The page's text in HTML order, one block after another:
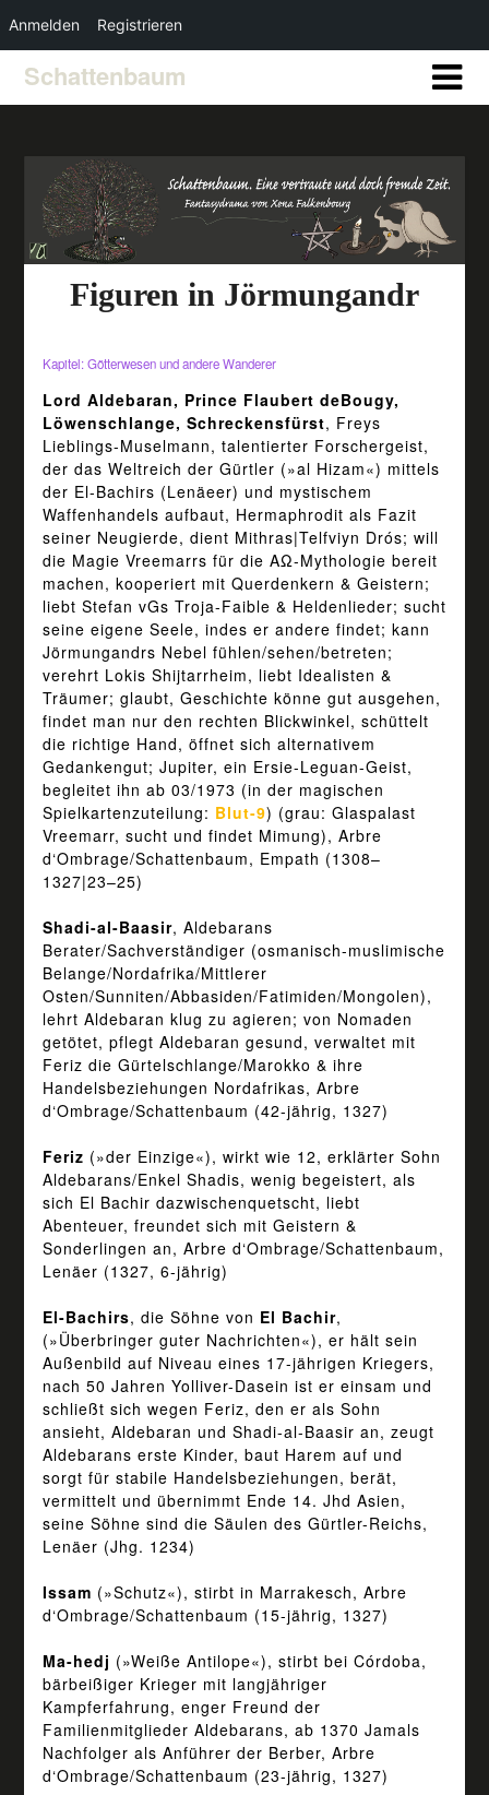
Schattenbaum
Figuren in Jörmungandr
Kapitel: Götterwesen und andere Wanderer
Lord Aldebaran, Prince Flaubert deBougy,
Löwenschlange, Schreckensfürst, Freys
Lieblings-Muselmann, talentierter Forschergeist,
der das Weltreich der Gürtler (»al Hizam«) mittels
der El-Bachirs (Lenäeer) und mystischem
Waffenhandels aufbaut, Hermaphrodit als Fazit
seiner Neugierde, dient Mithras|Telfviyn Drós; will
die Magie Vreemarrs für die AΩ-Mythologie bereit
machen, kooperiert mit Querdenkern & Geistern;
liebt Stefan vGs Troja-Faible & Heldenlieder; sucht
seine eigene Seele, indes er andere findet; kann
Jörmungandrs Nebel fühlen/sehen/betreten;
verehrt Lokis Shijtarrheim, liebt Idealisten &
Träumer; glaubt, Geschichte könne gut ausgehen,
findet man nur den rechten Blickwinkel, schüttelt
die richtige Hand, öffnet sich alternativem
Gedankengut; Jupiter, ein Ersie-Leguan-Geist,
begleitet ihn ab 03/1973 (in der magischen
Spielkartenzuteilung: Blut-9) (grau: Glaspalast
Vreemarr, sucht und findet Mimung), Arbre
d‘Ombrage/Schattenbaum, Empath (1308–
1327|23–25)
Shadi-al-Baasir, Aldebarans
Berater/Sachverständiger (osmanisch-muslimische
Belange/Nordafrika/Mittlerer
Osten/Sunniten/Abbasiden/Fatimiden/Mongolen),
lehrt Aldebaran klug zu agieren; von Nomaden
getötet, pflegt Aldebaran gesund, verwaltet mit
Feriz die Gürtelschlange/Marokko & ihre
Handelsbeziehungen Nordafrikas, Arbre
d‘Ombrage/Schattenbaum (42-jährig, 1327)
Feriz (»der Einzige«), wirkt wie 12, erklärter Sohn
Aldebarans/Enkel Shadis, wenig begeistert, als
sich El Bachir dazwischenquetscht, liebt
Abenteuer, freundet sich mit Geistern &
Sonderlingen an, Arbre d‘Ombrage/Schattenbaum,
Lenäer (1327, 6-jährig)
El-Bachirs, die Söhne von El Bachir,
(»Überbringer guter Nachrichten«), er hält sein
Außenbild auf Niveau eines 17-jährigen Kriegers,
nach 50 Jahren Yolliver-Dasein ist er einsam und
schließt sich wegen Feriz, den er als Sohn
ansieht, Aldebaran und Shadi-al-Baasir an, zeugt
Aldebarans erste Kinder, baut Harem auf und
sorgt für stabile Handelsbeziehungen, berät,
vermittelt und übernimmt Ende 14. Jhd Asien,
seine Söhne sind die Säulen des Gürtler-Reichs,
Lenäer (Jhg. 1234)
Issam (»Schutz«), stirbt in Marrakesch, Arbre
d‘Ombrage/Schattenbaum (15-jährig, 1327)
Ma-hedj (»Weiße Antilope«), stirbt bei Córdoba,
bärbeißiger Krieger mit langjähriger
Kampferfahrung, enger Freund der
Familienmitglieder Aldebarans, ab 1370 Jamals
Nachfolger als Anführer der Berber, Arbre
d‘Ombrage/Schattenbaum (23-jährig, 1327)
Anmelden Registrieren